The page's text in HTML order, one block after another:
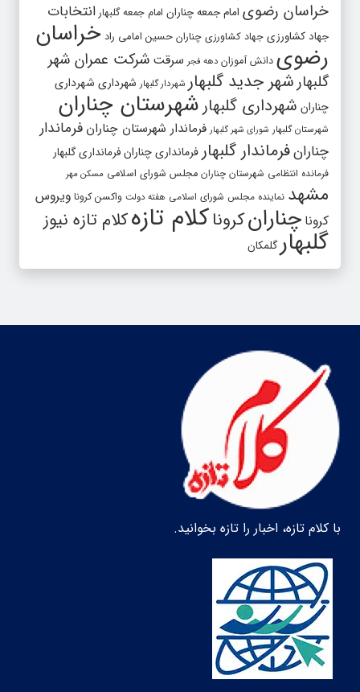
خراسان رضوی امام جمعه چناران امام جمعه گلبهار انتخابات
جهاد کشاورزی جهاد کشاورزی چناران حسین امامی راد خراسان
رضوی دانش آموزان دهه فجر سرقت شرکت عمران شهر
گلبهارشهر جدید گلبهار شهردار گلبهار شهرداری شهرداری
چناران شهرداری گلبهار شهرستان چناران
شهرستان گلبهار شورای شهر گلبهار فرماندار شهرستان چناران فرماندار
چنارانفرماندار گلبهار فرمانداری چنارانفرمانداری گلبهار
فرمانده انتظامی شهرستان چناران مجلس شورای اسلامی مسکن مهر
مشهد نماینده مجلس شورای اسلامی هفته دولت واکسن کرونا ویروس
کرونا چنارانکروناکلام تازهکلام تازه نیوز
گلبهارگلمکان
با کلام تازه، اخبار را تازه بخوانید.